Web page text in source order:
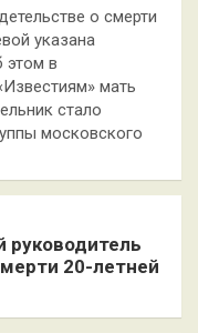
о смерти
указана
этом в
мать
стало
московского
20-летней